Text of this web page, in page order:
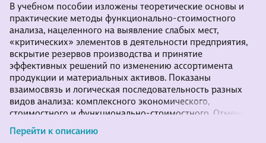
В учебном пособии изложены теоретические основы и
практические методы функционально-стоимостного
анализа, нацеленного на выявление слабых мест,
«критических» элементов в деятельности предприятия,
вскрытие резервов производства и принятие
эффективных решений по изменению ассортимента
продукции и материальных активов. Показаны
взаимосвязь и логическая последовательность разных
видов анализа: комплексного экономического,
стоимостного и функционально-стоимостного. Отмечены
современные тенденции в развитии методологии
анализа с использованием принципов и инструментов
Перейти к описанию